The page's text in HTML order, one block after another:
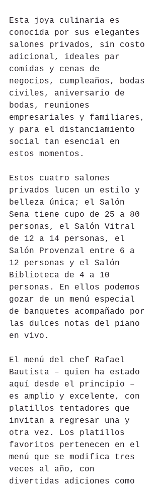
Esta joya culinaria es
conocida por sus elegantes
salones privados, sin costo
adicional, ideales par
comidas y cenas de
negocios, cumpleaños, bodas
civiles, aniversario de
bodas, reuniones
empresariales y familiares,
y para el distanciamiento
social tan esencial en
estos momentos.
Estos cuatro salones
privados lucen un estilo y
belleza única; el Salón
Sena tiene cupo de 25 a 80
personas, el Salón Vitral
de 12 a 14 personas, el
Salón Provenzal entre 6 a
12 personas y el Salón
Biblioteca de 4 a 10
personas. En ellos podemos
gozar de un menú especial
de banquetes acompañado por
las dulces notas del piano
en vivo.
El menú del chef Rafael
Bautista – quien ha estado
aquí desde el principio –
es amplio y excelente, con
platillos tentadores que
invitan a regresar una y
otra vez. Los platillos
favoritos pertenecen en el
menú que se modifica tres
veces al año, con
divertidas adiciones como